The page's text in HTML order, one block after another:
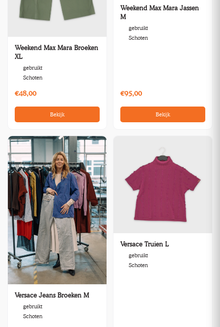
Weekend Max Mara Broeken
XL
gebruikt
Schoten
€48,00
Bekijk
Weekend Max Mara Jassen
M
gebruikt
Schoten
€95,00
Bekijk
Versace Jeans Broeken M
gebruikt
Schoten
Versace Truien L
gebruikt
Schoten